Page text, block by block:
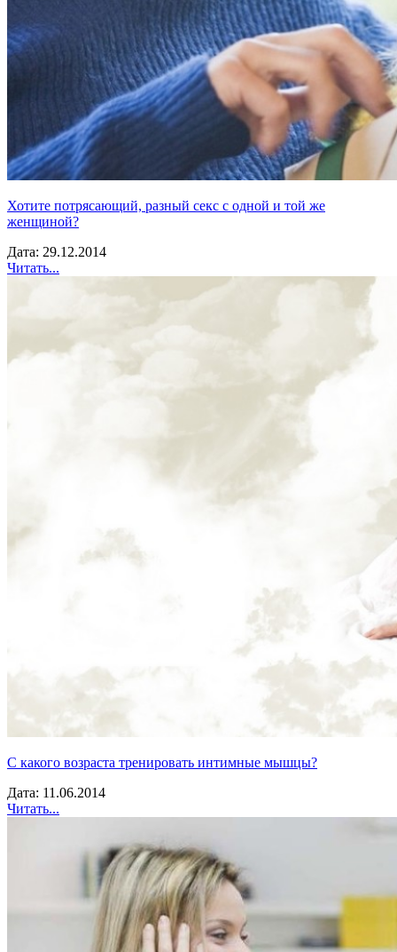
Хотите потрясающий, разный секс с одной и той же
женщиной?
Дата: 29.12.2014
Читать...
С какого возраста тренировать интимные мышцы?
Дата: 11.06.2014
Читать...